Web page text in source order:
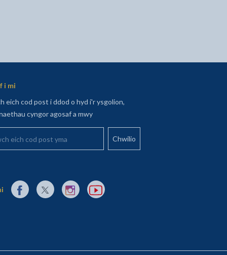
PrintioEbost
ar Facebook - yn agor mewn tab newydd
hon ar Twitter - yn agor mewn tab newydd
dudalen hon ar LinkedIn - yn agor mewn tab newydd
i mi
eich cod post i ddod o hyd i'r ysgolion,
cyngor agosaf a mwy
eich cod post yma
Dolen allanol i Facebook yn agor mewn tab newydd
Dolen allanol i X (Twitter) yn agor mewn tab newydd
Dolen allanol i Instagram yn agor mewn tab newydd
Dolen allanol i YouTube yn agor mewn tab